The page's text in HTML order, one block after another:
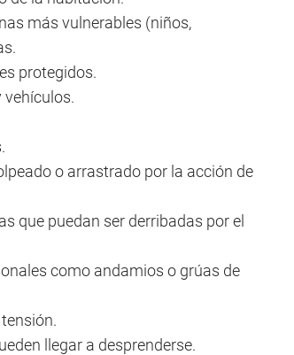
más vulnerables (niños,
protegidos.
vehículos.
o arrastrado por la acción de
que puedan ser derribadas por el
como andamios o grúas de
llegar a desprenderse.